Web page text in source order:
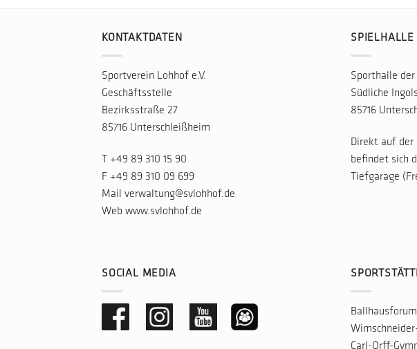
KONTAKTDATEN
Sportverein Lohhof e.V.
Geschäftsstelle
Bezirksstraße 27
85716 Unterschleißheim
T +49 89 310 15 90
F +49 89 310 09 699
Mail verwaltung@svlohhof.de
Web www.svlohhof.de
SPIELHALLE
Sporthalle der
Südliche
85716
Direkt auf der
befindet sich
Tiefgarage
SOCIAL MEDIA
Carl-Orff-